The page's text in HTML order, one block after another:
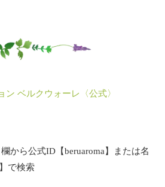
ベルクウォーレ〈公式〉
から公式ID【beruaroma】または名
で検索